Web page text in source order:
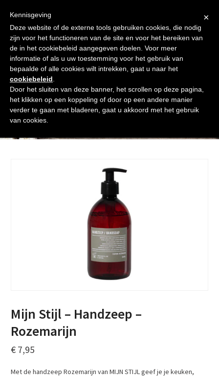
content
Afrekenen
Winkelmand Shop
Open
mobile
menu
Close
mobile
menu
Shop
Mijn Stijl – Handzeep –
Rozemarijn
€ 7,95
Met de handzeep Rozemarijn van MIJN STIJL geef je je keuken,
×
Kennisgeving
Deze website of de externe tools gebruiken cookies, die nodig
zijn voor het functioneren van de site en voor het bereiken van
de in het cookiebeleid aangegeven doelen. Voor meer
informatie of als u uw toestemming voor het gebruik van
bepaalde of alle cookies wilt intrekken, gaat u naar het
cookiebeleid
Door het sluiten van deze banner, het scrollen op deze pagina,
het klikken op een koppeling of door op een andere manier
verder te gaan met bladeren, gaat u akkoord met het gebruik
van cookies.